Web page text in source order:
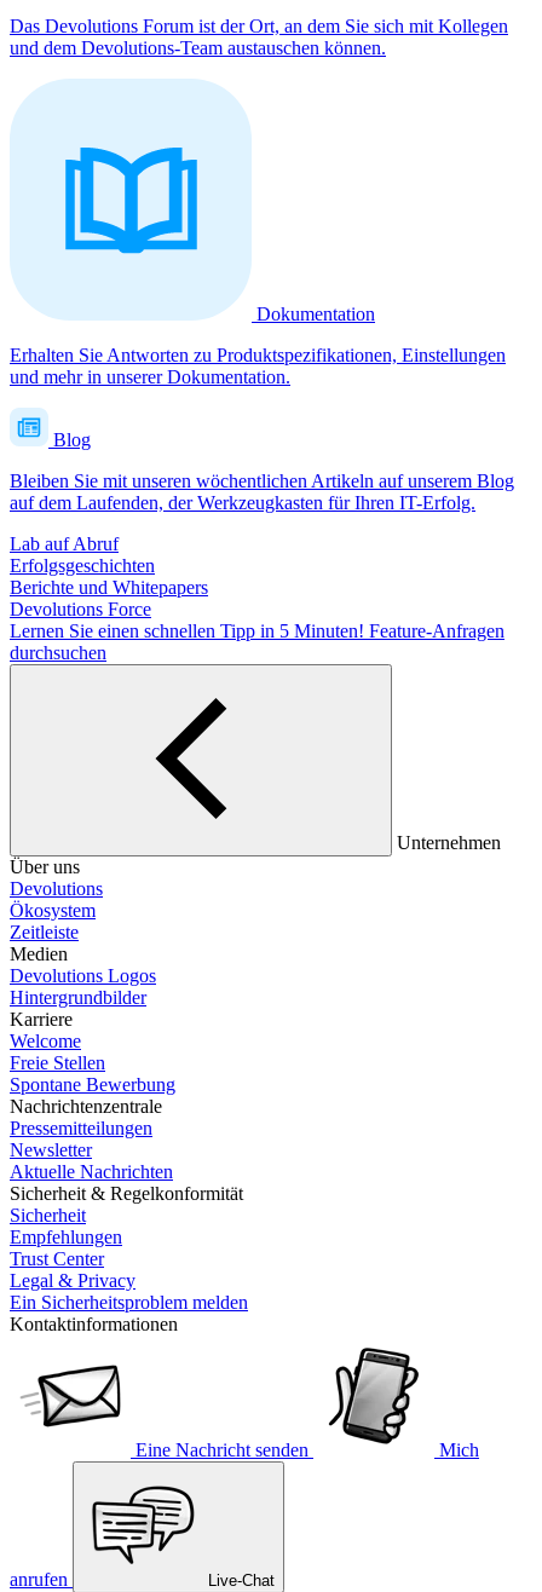
Das Devolutions Forum ist der Ort, an dem Sie sich mit Kollegen
und dem Devolutions-Team austauschen können.
Dokumentation
Erhalten Sie Antworten zu Produktspezifikationen, Einstellungen
und mehr in unserer Dokumentation.
Blog
Bleiben Sie mit unseren wöchentlichen Artikeln auf unserem Blog
auf dem Laufenden, der Werkzeugkasten für Ihren IT-Erfolg.
Lab auf Abruf
Erfolgsgeschichten
Berichte und Whitepapers
Devolutions Force
Lernen Sie einen schnellen Tipp in 5 Minuten! Feature-Anfragen
durchsuchen
Unternehmen
Über uns
Devolutions
Ökosystem
Zeitleiste
Medien
Devolutions Logos
Hintergrundbilder
Karriere
Welcome
Freie Stellen
Spontane Bewerbung
Nachrichtenzentrale
Pressemitteilungen
Newsletter
Aktuelle Nachrichten
Sicherheit & Regelkonformität
Sicherheit
Empfehlungen
Trust Center
Legal & Privacy
Ein Sicherheitsproblem melden
Kontaktinformationen
Eine Nachricht senden Mich
anrufen Live-Chat